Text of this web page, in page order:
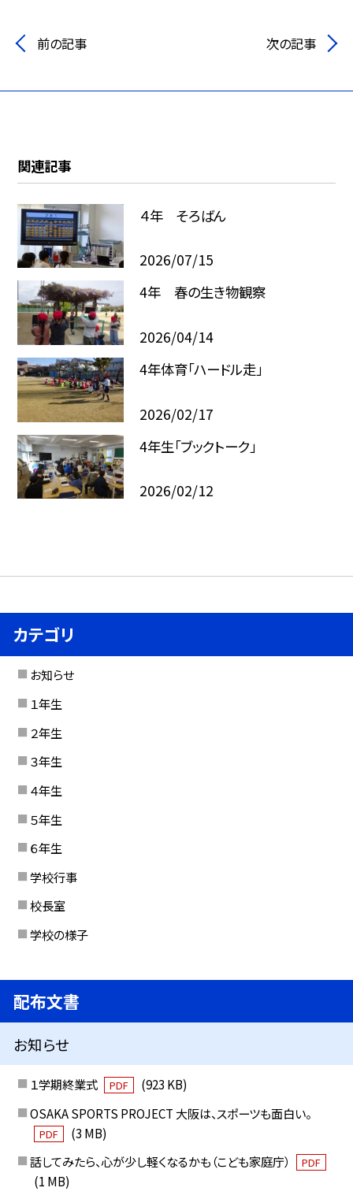
前の記事 次の記事
関連記事
４年 そろばん
2026/07/15
4年 春の生き物観察
2026/04/14
4年体育「ハードル走」
2026/02/17
4年生「ブックトーク」
2026/02/12
カテゴリ
お知らせ
１年生
２年生
３年生
４年生
５年生
６年生
学校行事
校長室
学校の様子
配布文書
お知らせ
１学期終業式 PDF
(923 KB)
OSAKA SPORTS PROJECT 大阪は、スポーツも面白い。
PDF
(3 MB)
話してみたら、心が少し軽くなるかも（こども家庭庁）
PDF
(1 MB)